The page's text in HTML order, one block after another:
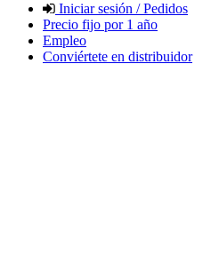
Iniciar sesión / Pedidos
Precio fijo por 1 año
Empleo
Conviértete en distribuidor